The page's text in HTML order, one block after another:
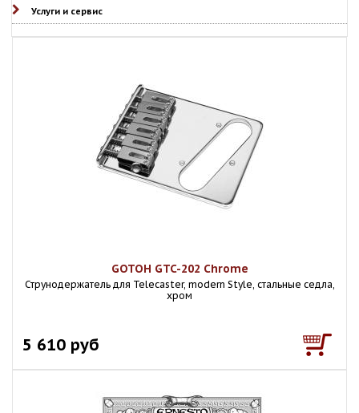
Услуги и сервис
GOTOH GTC-202 Chrome
Струнодержатель для Telecaster, modern Style, стальные седла,
хром
5 610 руб